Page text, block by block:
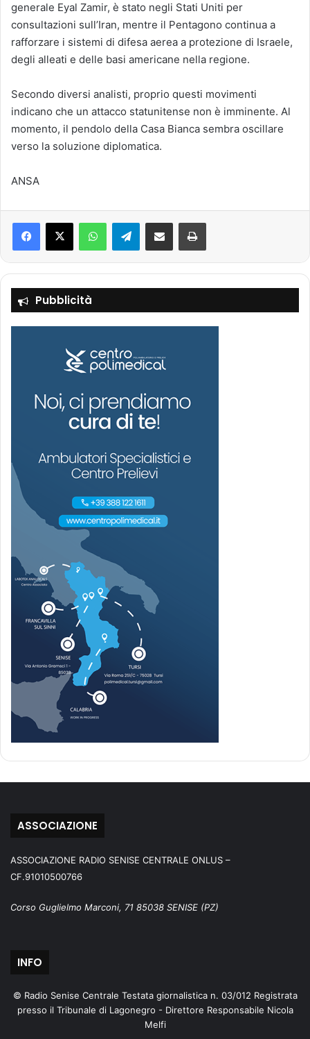
generale Eyal Zamir, è stato negli Stati Uniti per
consultazioni sull’Iran, mentre il Pentagono continua a
rafforzare i sistemi di difesa aerea a protezione di Israele,
degli alleati e delle basi americane nella regione.
Secondo diversi analisti, proprio questi movimenti
indicano che un attacco statunitense non è imminente. Al
momento, il pendolo della Casa Bianca sembra oscillare
verso la soluzione diplomatica.
ANSA
Telegram
Pubblicità
ASSOCIAZIONE
ASSOCIAZIONE RADIO SENISE CENTRALE ONLUS –
CF.91010500766
Corso Guglielmo Marconi, 71 85038 SENISE (PZ)
INFO
© Radio Senise Centrale Testata giornalistica n. 03/012 Registrata
presso il Tribunale di Lagonegro - Direttore Responsabile Nicola
Melfi